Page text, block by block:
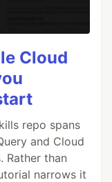
Cloud
repo spans
and Cloud
Rather than
narrows it